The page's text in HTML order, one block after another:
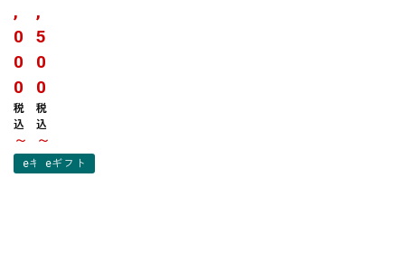
ャ
ン
デ
・
モ
ナ
カ
セ
,
0
0
0
税
込
〜
eギフト
ト
バ
ラ
テ
ィ
セ
ッ
ト
,
5
0
0
税
込
〜
eギフト